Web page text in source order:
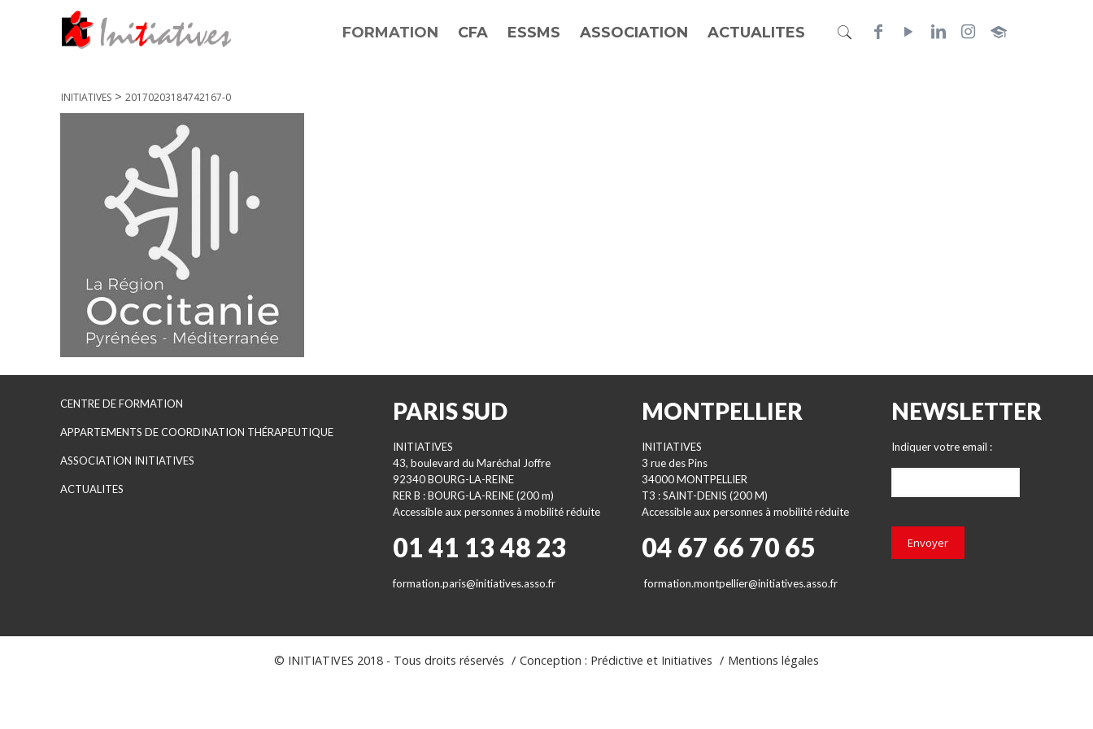
FORMATION CFA ESSMS ASSOCIATION ACTUALITES
INITIATIVES > 20170203184742167-0
CENTRE DE FORMATION
APPARTEMENTS DE COORDINATION THÉRAPEUTIQUE
ASSOCIATION INITIATIVES
ACTUALITES
PARIS SUD
INITIATIVES
43, boulevard du Maréchal Joffre
92340 BOURG-LA-REINE
RER B : BOURG-LA-REINE (200 m)
Accessible aux personnes à mobilité réduite
01 41 13 48 23
formation.paris@initiatives.asso.fr
MONTPELLIER
INITIATIVES
3 rue des Pins
34000 MONTPELLIER
T3 : SAINT-DENIS (200 M)
Accessible aux personnes à mobilité réduite
04 67 66 70 65
formation.montpellier@initiatives.asso.fr
NEWSLETTER
Indiquer votre email :
Envoyer
© INITIATIVES 2018 - Tous droits réservés Conception : Prédictive et Initiatives Mentions légales